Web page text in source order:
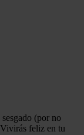
(por no
feliz en tu